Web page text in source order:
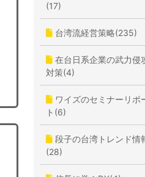
(17)
台湾流経営策略(235)
在台日系企業の武力侵
対策(4)
ワイズのセミナーリポ
ト(6)
段子の台湾トレンド情
(28)